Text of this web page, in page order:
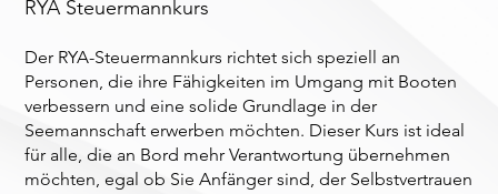
RYA Steuermannkurs
Der RYA-Steuermannkurs richtet sich speziell an
Personen, die ihre Fähigkeiten im Umgang mit Booten
verbessern und eine solide Grundlage in der
Seemannschaft erwerben möchten. Dieser Kurs ist ideal
für alle, die an Bord mehr Verantwortung übernehmen
möchten, egal ob Sie Anfänger sind, der Selbstvertrauen